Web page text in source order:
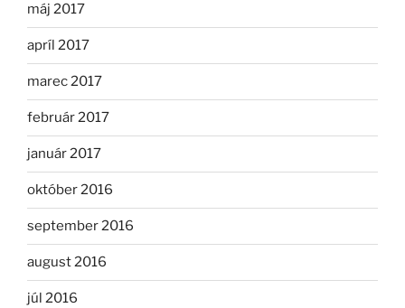
máj 2017
apríl 2017
marec 2017
február 2017
január 2017
október 2016
september 2016
august 2016
júl 2016